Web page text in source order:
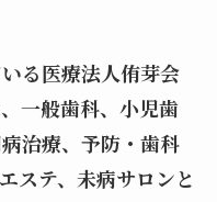
る医療法人侑芽会
一般歯科、小児歯
治療、予防・歯科
ステ、未病サロンと